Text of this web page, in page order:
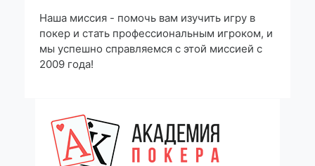
Наша миссия - помочь вам изучить игру в
покер и стать профессиональным игроком, и
мы успешно справляемся с этой миссией с
2009 года!